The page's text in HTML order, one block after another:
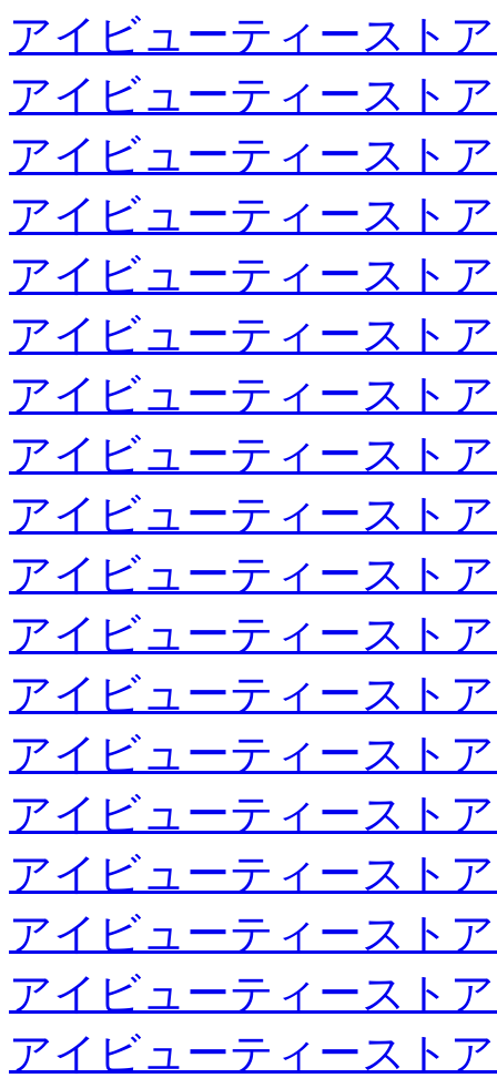
アイビューティースト
アイビューティースト
アイビューティースト
アイビューティースト
アイビューティースト
アイビューティースト
アイビューティースト
アイビューティースト
アイビューティースト
アイビューティースト
アイビューティースト
アイビューティースト
アイビューティースト
アイビューティースト
アイビューティースト
アイビューティースト
アイビューティースト
アイビューティースト